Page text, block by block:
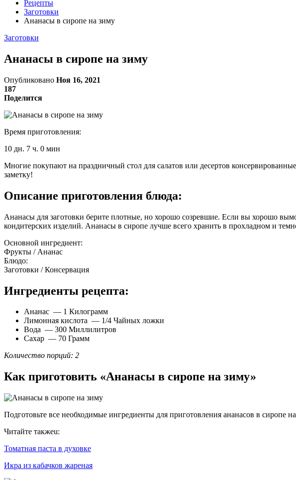
Рецепты
Заготовки
Ананасы в сиропе на зиму
Заготовки
Ананасы в сиропе на зиму
Опубликовано Ноя 16, 2021
187
Поделится
Время приготовления:
10 дн. 7 ч. 0 мин
Многие покупают на праздничный стол для салатов или десертов
заметку!
Описание приготовления блюда:
Ананасы для заготовки берите плотные, но хорошо созревшие. Если вы хорошо
кондитерских изделий. Ананасы в сиропе лучше всего хранить в прохладном и
Основной ингредиент:
Фрукты / Ананас
Блюдо:
Заготовки / Консервация
Ингредиенты рецепта:
Ананас — 1 Килограмм
Лимонная кислота — 1/4 Чайных ложки
Вода — 300 Миллилитров
Сахар — 70 Грамм
Количество порций: 2
Как приготовить «Ананасы в сиропе на зиму»
Подготовьте все необходимые ингредиенты для приготовления ананасов в сиропе
Читайте такжеu:
Томатная паста в духовке
Икра из кабачков жареная